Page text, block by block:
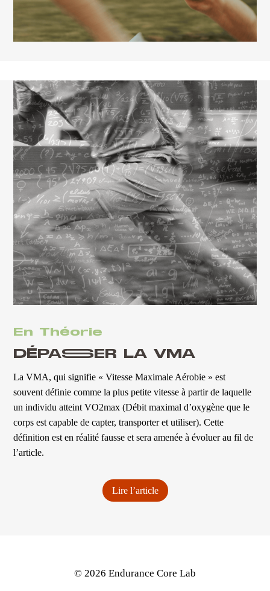
En Théorie
DÉPASSER LA VMA
La VMA, qui signifie « Vitesse Maximale Aérobie » est
souvent définie comme la plus petite vitesse à partir de laquelle
un individu atteint VO2max (Débit maximal d’oxygène que le
corps est capable de capter, transporter et utiliser). Cette
définition est en réalité fausse et sera amenée à évoluer au fil de
l’article.
Lire l’article
© 2026 Endurance Core Lab